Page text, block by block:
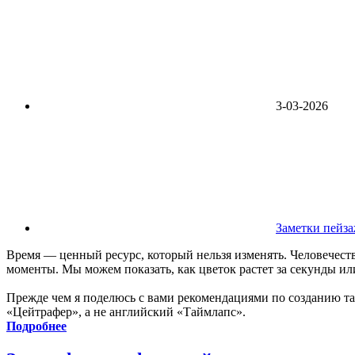
3-03-2026
Заметки
Время — ценный ресурс, который нельзя изменять.
моменты. Мы можем показать, как цветок растет за секунды
Прежде чем я поделюсь с вами рекомендациями по созданию
«Цейтрафер», а не английский «Таймлапс».
Подробнее